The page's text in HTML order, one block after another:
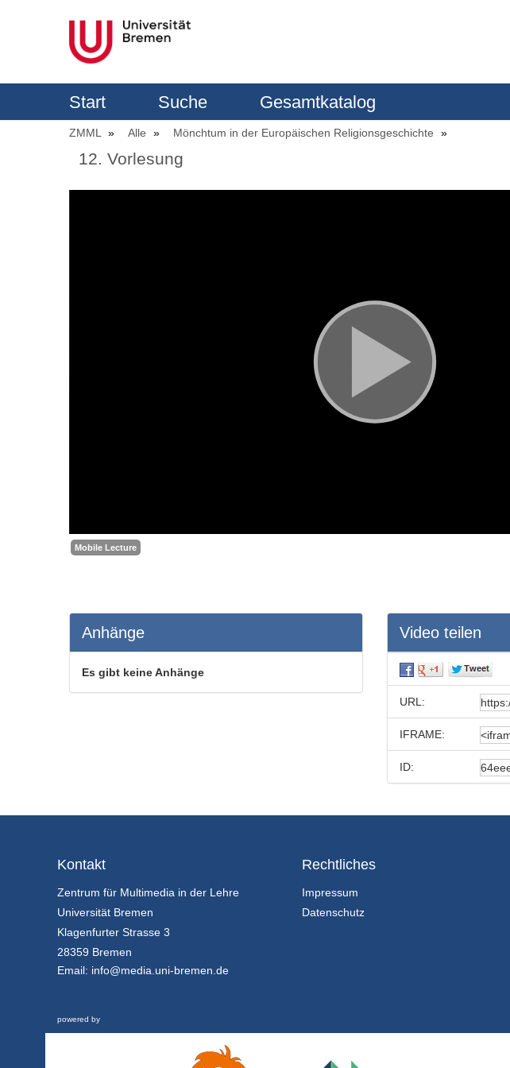
Start Suche Gesamtkatalog
ZMML Alle Mönchtum in der Europäischen Religionsgeschichte
12. Vorlesung
Mobile Lecture
Anhänge
Es gibt keine Anhänge
Video teilen
URL:
IFRAME:
ID:
Kontakt
Zentrum für Multimedia in der Lehre
Universität Bremen
Klagenfurter Strasse 3
28359 Bremen
Email: info@media.uni-bremen.de
Rechtliches
Impressum
Datenschutz
powered by